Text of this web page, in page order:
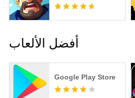
أفضل الألعاب
Google Play Store